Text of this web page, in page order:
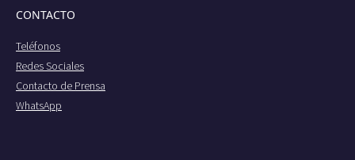
CONTACTO
Teléfonos
Redes Sociales
Contacto de Prensa
WhatsApp